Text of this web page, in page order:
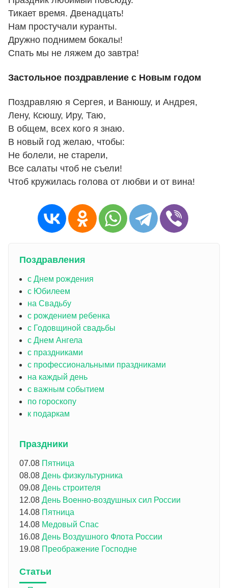
Тикает время. Двенадцать!
Нам простучали куранты.
Дружно поднимем бокалы!
Спать мы не ляжем до завтра!
Застольное поздравление с Новым годом
Поздравляю я Сергея, и Ванюшу, и Андрея,
Лену, Ксюшу, Иру, Таю,
В общем, всех кого я знаю.
В новый год желаю, чтобы:
Не болели, не старели,
Все салаты чтоб не съели!
Чтоб кружилась голова от любви и от вина!
Поздравления
с Днем рождения
с Юбилеем
на Свадьбу
с рождением ребенка
с Годовщиной свадьбы
с Днем Ангела
с праздниками
с профессиональными праздниками
на каждый день
с важным событием
по гороскопу
к подаркам
Праздники
07.08 Пятница
08.08 День физкультурника
09.08 День строителя
12.08 День Военно-воздушных сил России
14.08 Пятница
14.08 Медовый Спас
16.08 День Воздушного Флота России
19.08 Преображение Господне
Статьи